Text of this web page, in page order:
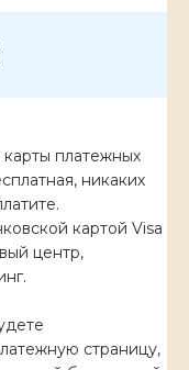
платежных
никаких
картой Visa
центр,
страницу,